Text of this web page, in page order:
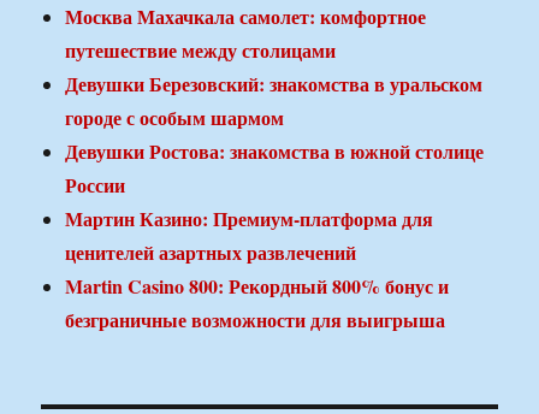
Москва Махачкала самолет: комфортное
путешествие между столицами
Девушки Березовский: знакомства в уральском
городе с особым шармом
Девушки Ростова: знакомства в южной столице
России
Мартин Казино: Премиум-платформа для
ценителей азартных развлечений
Martin Casino 800: Рекордный 800% бонус и
безграничные возможности для выигрыша